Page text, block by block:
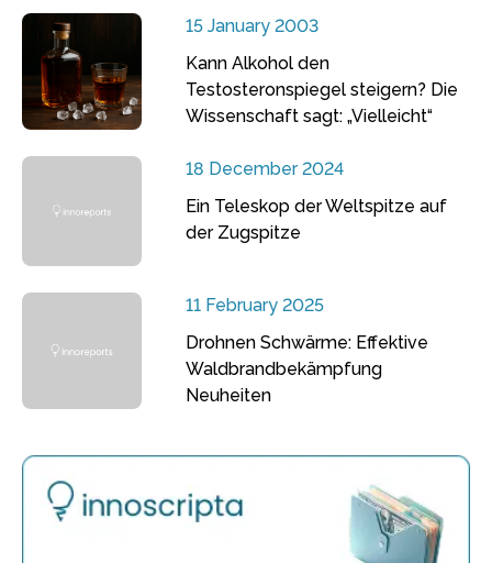
15 January 2003
Kann Alkohol den
Testosteronspiegel steigern? Die
Wissenschaft sagt: „Vielleicht“
18 December 2024
Ein Teleskop der Weltspitze auf
der Zugspitze
11 February 2025
Drohnen Schwärme: Effektive
Waldbrandbekämpfung
Neuheiten